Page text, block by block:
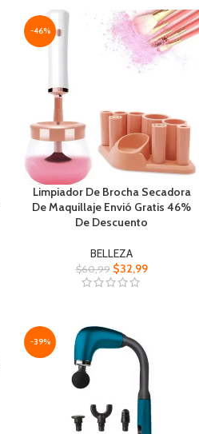
-46%
Limpiador De Brocha Secadora
De Maquillaje Envió Gratis 46%
De Descuento
BELLEZA
$60,99 $32,99
-39%